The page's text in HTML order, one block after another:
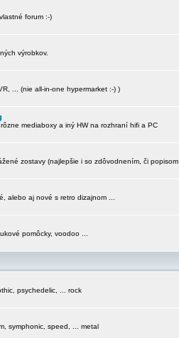
forum :-)
výrobkov.
... (nie all-in-one hypermarket :-) )
mediaboxy a iný HW na rozhraní hifi a PC
zostavy (najlepšie i so zdôvodnením, či
alebo aj nové s retro dizajnom ...
pomôcky, voodoo ...
psychedelic, ... rock
symphonic, speed, ... metal